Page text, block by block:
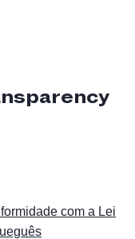
com a Lei